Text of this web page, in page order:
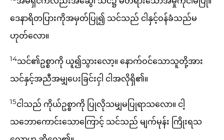
ဒေနာရိတပြားကိုအမှတ်ပြု၍ သင်သည် ငါနှင့်ဝန်ခံသည်မ
ဟုတ်လော။
14သင်၏ဥစ္စာကို ယူ၍သွားလော့။ နောက်ဝင်သောသူတို့အား
သင်နှင့်အညီအမျှပေးခြင်းငှါ ငါအလိုရှိ၏။
15ငါသည် ကိုယ်ဥစ္စာကို ပြုလိုသမျှမပြုရာသလော။ ငါ့
သဘောကောင်းသောကြောင့် သင်သည် မျက်မုန်း ကြိုးရသ